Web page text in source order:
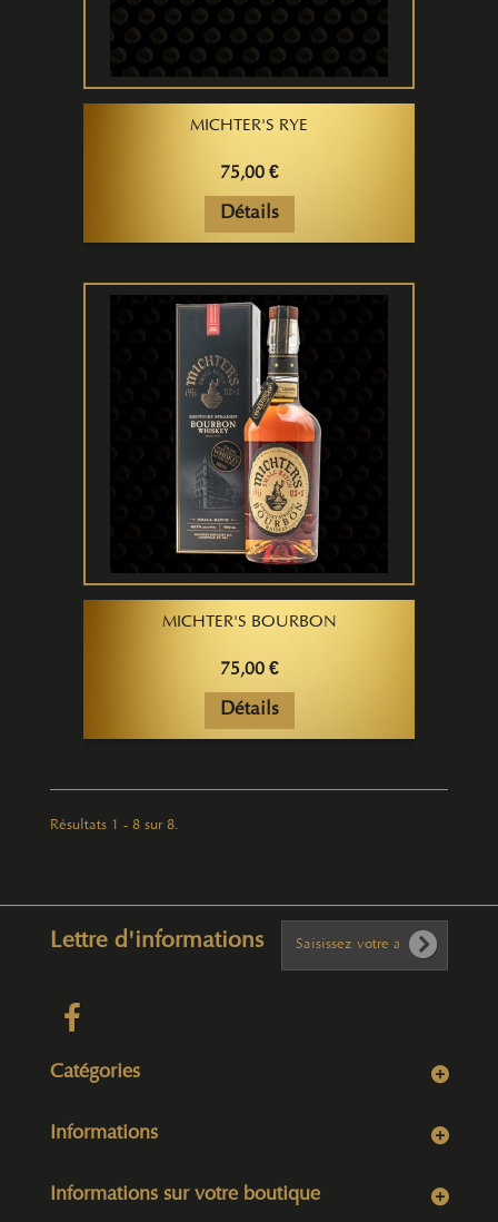
MICHTER'S RYE
75,00 €
Détails
MICHTER'S BOURBON
75,00 €
Détails
Résultats 1 - 8 sur 8.
Lettre d'informations
Catégories
Informations
Informations sur votre boutique